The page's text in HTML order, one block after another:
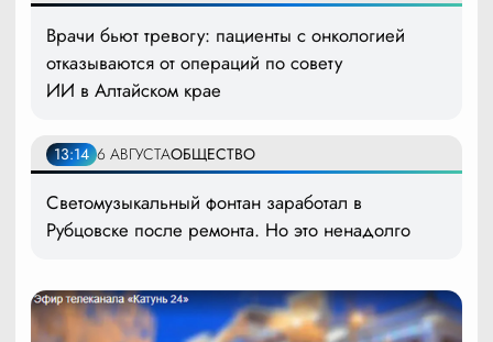
Врачи бьют тревогу: пациенты с онкологией
отказываются от операций по совету
ИИ в Алтайском крае
13:14 6 АВГУСТАОБЩЕСТВО
Светомузыкальный фонтан заработал в
Рубцовске после ремонта. Но это ненадолго